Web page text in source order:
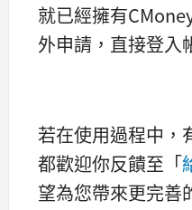
就已經擁有
外申請，直接登入
若在使用過程中，
都歡迎你反饋至「
望為您帶來更完善